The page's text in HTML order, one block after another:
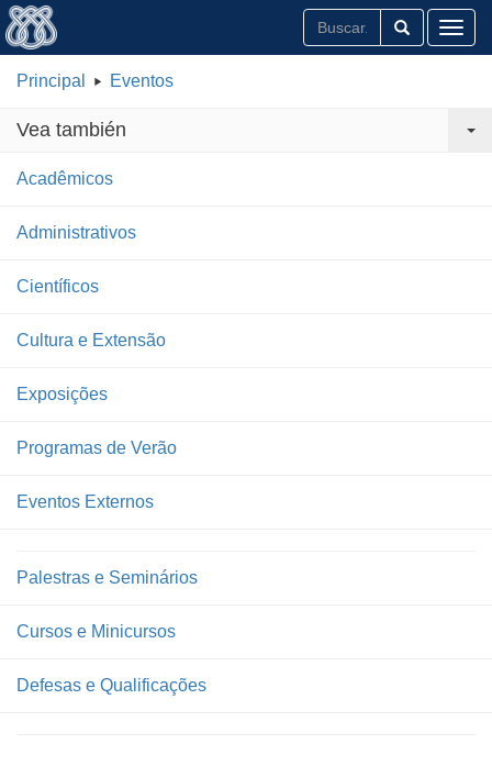
Principal Eventos
Vea también
Acadêmicos
Administrativos
Científicos
Cultura e Extensão
Exposições
Programas de Verão
Eventos Externos
Palestras e Seminários
Cursos e Minicursos
Defesas e Qualificações